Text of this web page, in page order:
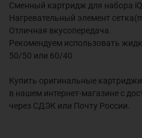
Сменный картридж для набора
Нагревательный элемент
Отличная вкусопередача.
Рекомендуем использовать
50/50 или 60/40
Купить оригинальные
в нашем интернет-магазине с
через СДЭК или Почту России.